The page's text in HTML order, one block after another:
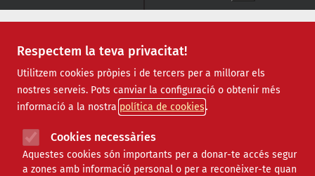
Respectem la teva privacitat!
Utilitzem cookies pròpies i de tercers per a millorar els
nostres serveis. Pots canviar la configuració o obtenir més
informació a la nostra política de cookies
Cookies necessàries
Aquestes cookies són importants per a donar-te accés segur
a zones amb informació personal o per a reconèixer-te quan
Recursos
Tots | Econòmic | Jurídic | Projectes | Tecnològic |
Formació | Finançament | Biblioteca |
Ofertes de feina
Webinars